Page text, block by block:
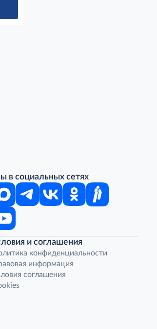
в социальных сетях
и соглашения
конфиденциальности
информация
соглашения